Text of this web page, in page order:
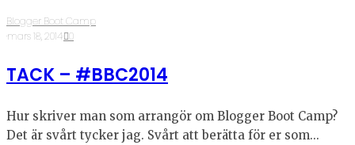
Blogger Boot Camp
·mars 18, 2014· 0
TACK – #BBC2014
Hur skriver man som arrangör om Blogger Boot Camp?
Det är svårt tycker jag. Svårt att berätta för er som...